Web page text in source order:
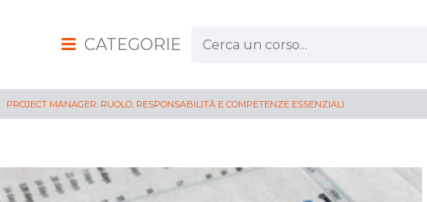
CATEGORIE
PROJECT MANAGER: RUOLO, RESPONSABILITÀ E COMPETENZE ESSENZIALI